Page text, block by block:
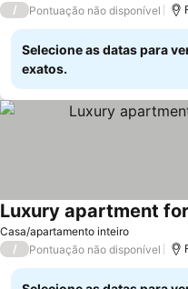
/ Pontuação não disponível
Selecione as datas para
exatos.
Casa/apartamento inteiro
Luxury apartment
/ Pontuação não disponível